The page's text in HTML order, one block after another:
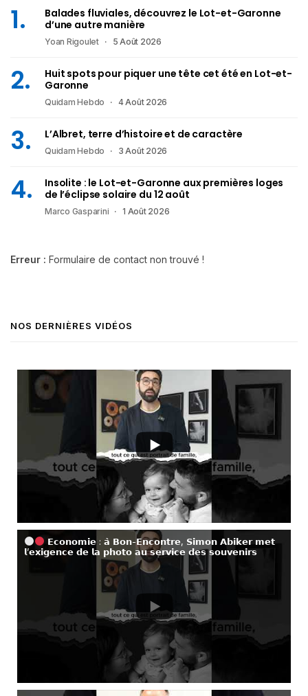
Balades fluviales, découvrez le Lot-et-Garonne
d’une autre manière
Yoan Rigoulet 5 Août 2026
Huit spots pour piquer une tête cet été en Lot-et-
Garonne
Quidam Hebdo 4 Août 2026
L’Albret, terre d’histoire et de caractère
Quidam Hebdo 3 Août 2026
Insolite : le Lot-et-Garonne aux premières loges
de l’éclipse solaire du 12 août
Marco Gasparini 1 Août 2026
Erreur : Formulaire de contact non trouvé !
NOS DERNIÈRES VIDÉOS
𝗘𝗰𝗼𝗻𝗼𝗺𝗶𝗲 : 𝗮̀ 𝗕𝗼𝗻-𝗘𝗻𝗰𝗼𝗻𝘁𝗿𝗲, 𝗦𝗶𝗺𝗼𝗻 𝗔𝗯𝗶𝗸𝗲𝗿 𝗺𝗲𝘁
𝗹’𝗲𝘅𝗶𝗴𝗲𝗻𝗰𝗲 𝗱𝗲 𝗹𝗮 𝗽𝗵𝗼𝘁𝗼 𝗮𝘂 𝘀𝗲𝗿𝘃𝗶𝗰𝗲 𝗱𝗲𝘀 𝘀𝗼𝘂𝘃𝗲𝗻𝗶𝗿𝘀